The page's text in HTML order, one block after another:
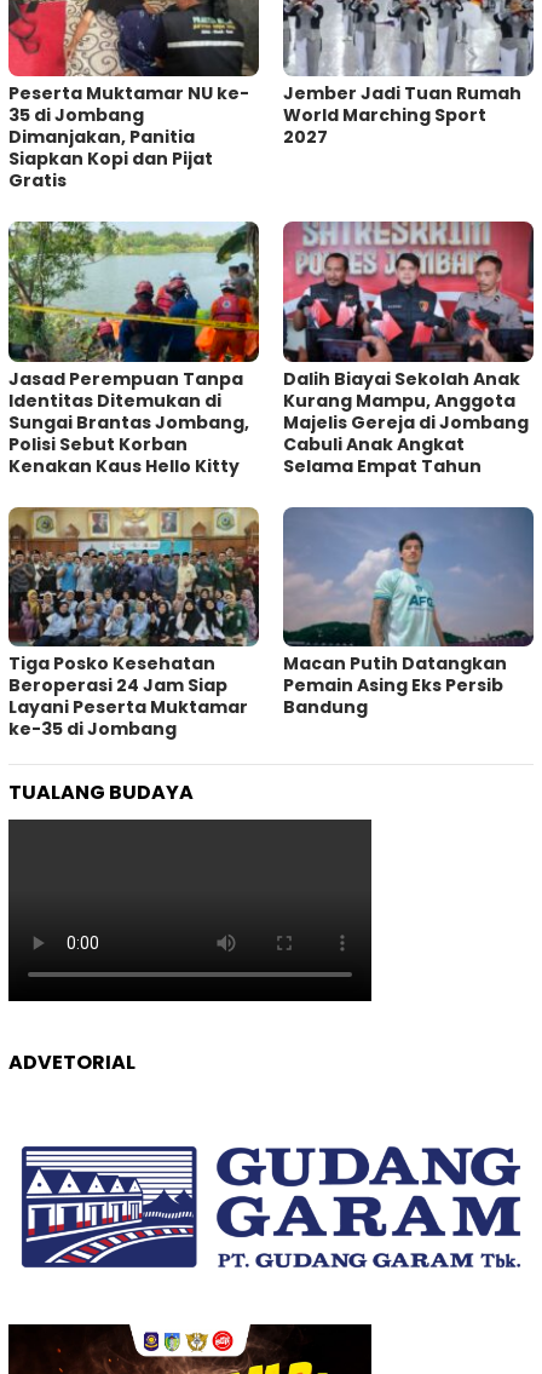
Peserta Muktamar NU ke-
35 di Jombang
Dimanjakan, Panitia
Siapkan Kopi dan Pijat
Gratis
Jember Jadi Tuan Rumah
World Marching Sport
2027
Jasad Perempuan Tanpa
Identitas Ditemukan di
Sungai Brantas Jombang,
Polisi Sebut Korban
Kenakan Kaus Hello Kitty
Dalih Biayai Sekolah Anak
Kurang Mampu, Anggota
Majelis Gereja di Jombang
Cabuli Anak Angkat
Selama Empat Tahun
Tiga Posko Kesehatan
Beroperasi 24 Jam Siap
Layani Peserta Muktamar
ke-35 di Jombang
Macan Putih Datangkan
Pemain Asing Eks Persib
Bandung
TUALANG BUDAYA
ADVETORIAL